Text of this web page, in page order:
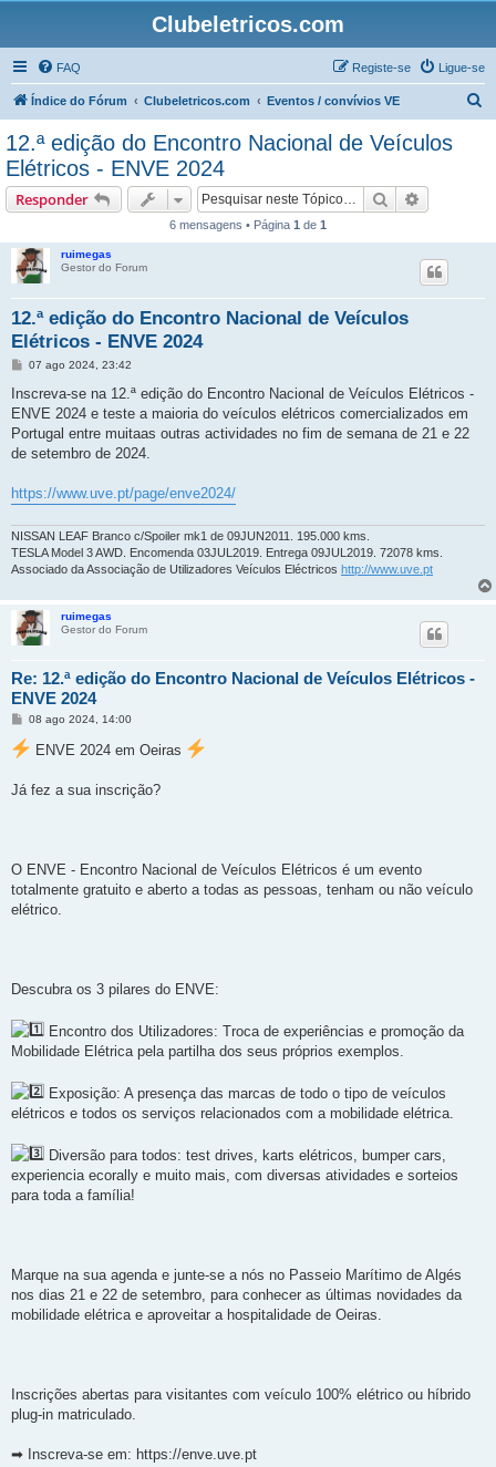
Clubeletricos.com
FAQ Ligue-se
Registe-se
Índice do Fórum Clubeletricos.com Eventos / convívios VE
12.ª edição do Encontro Nacional de Veículos
Elétricos - ENVE 2024
Responder Pesquisar
6 mensagens • Página 1 de 1
ruimegas
Gestor do Forum
12.ª edição do Encontro Nacional de Veículos
Elétricos - ENVE 2024
M
n
a
g
m
07 ago 2024, 23:42
Inscreva-se na 12.ª edição do Encontro Nacional de Veículos Elétricos -
ENVE 2024 e teste a maioria do veículos elétricos comercializados em
Portugal entre muitaas outras actividades no fim de semana de 21 e 22
de setembro de 2024.
https://www.uve.pt/page/enve2024/
NISSAN LEAF Branco c/Spoiler mk1 de 09JUN2011. 195.000 kms.
TESLA Model 3 AWD. Encomenda 03JUL2019. Entrega 09JUL2019. 72078 kms.
Associado da Associação de Utilizadores Veículos Eléctricos http://www.uve.pt
ruimegas
Gestor do Forum
Re: 12.ª edição do Encontro Nacional de Veículos Elétricos -
ENVE 2024
M
n
g
e
08 ago 2024, 14:00
ENVE 2024 em Oeiras
Já fez a sua inscrição?
O ENVE - Encontro Nacional de Veículos Elétricos é um evento
totalmente gratuito e aberto a todas as pessoas, tenham ou não veículo
elétrico.
Descubra os 3 pilares do ENVE:
Encontro dos Utilizadores: Troca de experiências e promoção da
Mobilidade Elétrica pela partilha dos seus próprios exemplos.
Exposição: A presença das marcas de todo o tipo de veículos
elétricos e todos os serviços relacionados com a mobilidade elétrica.
Diversão para todos: test drives, karts elétricos, bumper cars,
experiencia ecorally e muito mais, com diversas atividades e sorteios
para toda a família!
Marque na sua agenda e junte-se a nós no Passeio Marítimo de Algés
nos dias 21 e 22 de setembro, para conhecer as últimas novidades da
mobilidade elétrica e aproveitar a hospitalidade de Oeiras.
Inscrições abertas para visitantes com veículo 100% elétrico ou híbrido
plug-in matriculado.
➡ Inscreva-se em: https://enve.uve.pt